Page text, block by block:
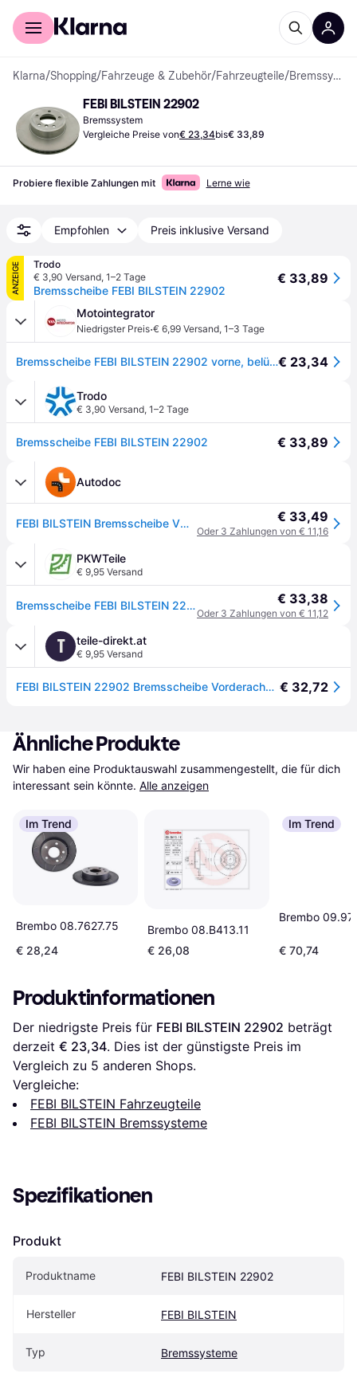
Für Shopper
Klarna/Shopping/Fahrzeuge & Zubehör/Fahrzeugteile/ Bremssysteme
FEBI BILSTEIN 22902
Bremssystem
Vergleiche Preise von€ 23,34bis€ 33,89
Probiere flexible Zahlungen mit Lerne wie
Empfohlen Preis inklusive Versand
ANZEIGE
Trodo
€ 3,90 Versand, 1–2 Tage
Bremsscheibe FEBI BILSTEIN 22902
€ 33,89
Motointegrator
Niedrigster Preis·€ 6,99 Versand, 1–3 Tage
Bremsscheibe FEBI BILSTEIN 22902 vorne, belüftet, 1 Stück€ 23,34
Trodo
€ 3,90 Versand, 1–2 Tage
Bremsscheibe FEBI BILSTEIN 22902 € 33,89
Autodoc
FEBI BILSTEIN Bremsscheibe VW,FORD,AUDI 22902 1K0615301T,JZW615301J,2631430 Bremsscheiben,Scheibenbremsen VWN3CA1125AA,1K0615301K,5Q0615301H € 33,49
Oder 3 Zahlungen von € 11,16
PKWTeile
€ 9,95 Versand
Bremsscheibe FEBI BILSTEIN 22902 € 33,38
Oder 3 Zahlungen von € 11,12
T teile-direkt.at
€ 9,95 Versand
FEBI BILSTEIN 22902 Bremsscheibe Vorderachse, innenbelüftet, beschichtet € 32,72
Ähnliche Produkte
Wir haben eine Produktauswahl zusammengestellt, die für dich
interessant sein könnte. Alle anzeigen
Im Trend
Brembo 08.7627.75
€ 28,24
Brembo 08.B413.11
€ 26,08
Im Trend
Brembo
€ 70,74
Produktinformationen
Der niedrigste Preis für FEBI BILSTEIN 22902 beträgt
derzeit € 23,34. Dies ist der günstigste Preis im
Vergleich zu 5 anderen Shops.
Vergleiche:
FEBI BILSTEIN Fahrzeugteile
FEBI BILSTEIN Bremssysteme
Spezifikationen
Produkt
Produktname FEBI BILSTEIN 22902
Hersteller FEBI BILSTEIN
Typ Bremssysteme